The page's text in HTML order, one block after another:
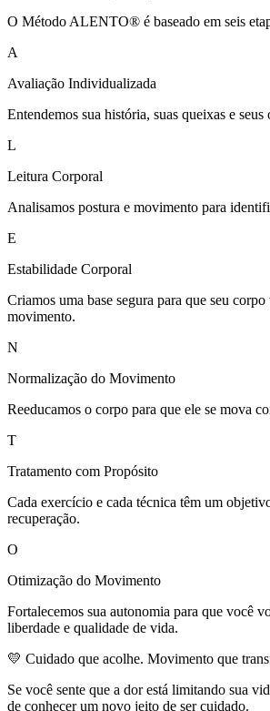
O Método ALENTO® é baseado em seis
A
Avaliação Individualizada
Entendemos sua história, suas queixas e seus
L
Leitura Corporal
Analisamos postura e movimento para
E
Estabilidade Corporal
Criamos uma base segura para que seu
movimento.
N
Normalização do Movimento
Reeducamos o corpo para que ele se mova
T
Tratamento com Propósito
Cada exercício e cada técnica têm um
recuperação.
O
Otimização do Movimento
Fortalecemos sua autonomia para que você
liberdade e qualidade de vida.
💛 Cuidado que acolhe. Movimento que
Se você sente que a dor está limitando sua
de conhecer um novo jeito de ser cuidado.